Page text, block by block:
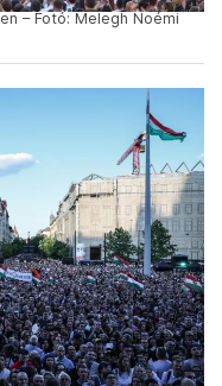
– Fotó: Melegh Noémi